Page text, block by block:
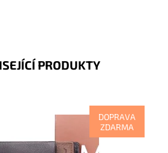
PRODUKTY
DOPRAVA
ZDARMA
tmavěhnědá peněženka je
praktičnosti na pohled i na